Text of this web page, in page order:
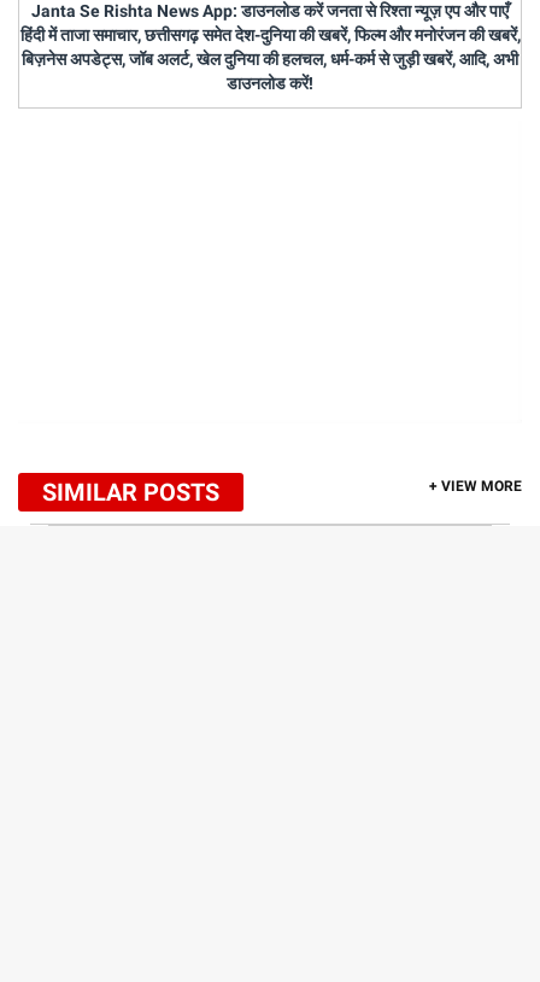
Janta Se Rishta News App: डाउनलोड करें जनता से रिश्ता न्यूज़ एप और पाएँ
हिंदी में ताजा समाचार, छत्तीसगढ़ समेत देश-दुनिया की खबरें, फिल्म और मनोरंजन की खबरें,
बिज़नेस अपडेट्स, जॉब अलर्ट, खेल दुनिया की हलचल, धर्म-कर्म से जुड़ी खबरें, आदि, अभी
डाउनलोड करें!
SIMILAR POSTS + VIEW MORE